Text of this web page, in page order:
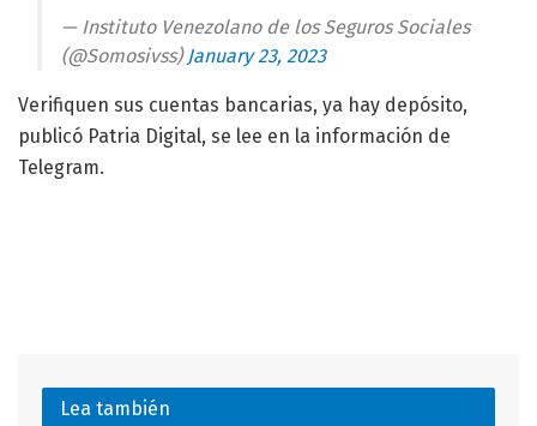
— Instituto Venezolano de los Seguros Sociales
(@Somosivss) January 23, 2023
Verifiquen sus cuentas bancarias, ya hay depósito,
publicó Patria Digital, se lee en la información de
Telegram.
Lea también